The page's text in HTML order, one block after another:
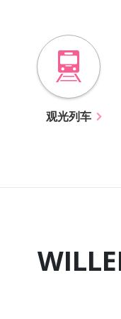
观光列车